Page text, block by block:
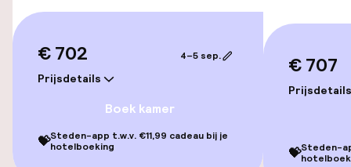
Toegankelijkheid
€ 702
Prijsdetails
4–5 sep.
Boek kamer
💝Steden-app t.w.v. €11,99 cadeau bij je
hotelboeking
€ 707
Prijsdetails
💝Steden-